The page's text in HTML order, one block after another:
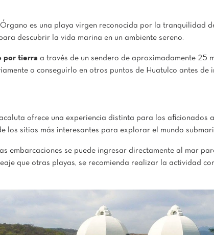
es una playa virgen reconocida por la tranquilidad
descubrir la vida marina en un ambiente sereno.
por tierra a través de un sendero de aproximadamente 25
o conseguirlo en otros puntos de Huatulco antes de
ofrece una experiencia distinta para los aficionados
los sitios más interesantes para explorar el mundo
embarcaciones se puede ingresar directamente al mar
que otras playas, se recomienda realizar la actividad